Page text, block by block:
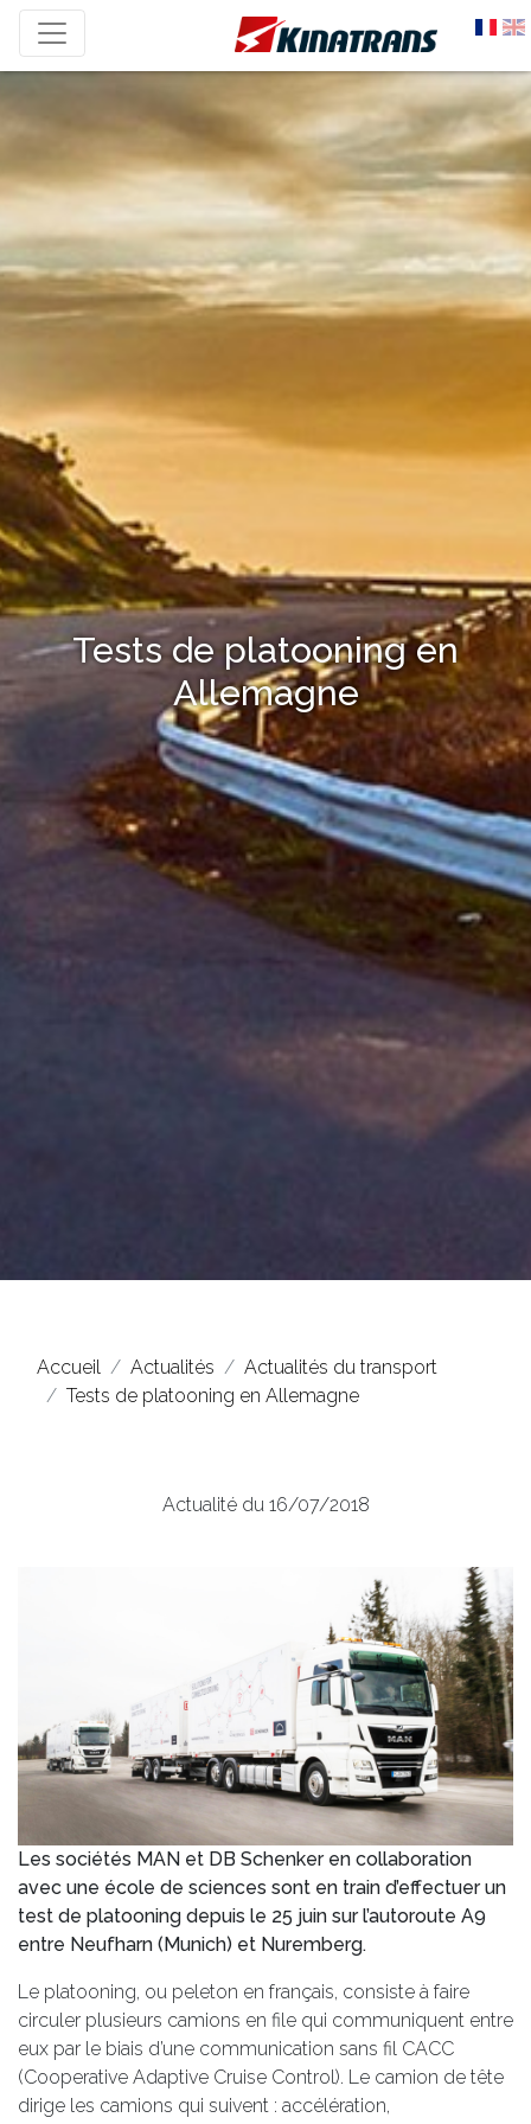
Tests de platooning en
Allemagne
Accueil Actualités
Actualités du transport
Tests de platooning en Allemagne
Actualité du 16/07/2018
Les sociétés MAN et DB Schenker en collaboration
avec une école de sciences sont en train d’effectuer un
test de platooning depuis le 25 juin sur l’autoroute A9
entre Neufharn (Munich) et Nuremberg.
Le platooning, ou peleton en français, consiste à faire
circuler plusieurs camions en file qui communiquent entre
eux par le biais d’une communication sans fil CACC
(Cooperative Adaptive Cruise Control). Le camion de tête
dirige les camions qui suivent : accélération,